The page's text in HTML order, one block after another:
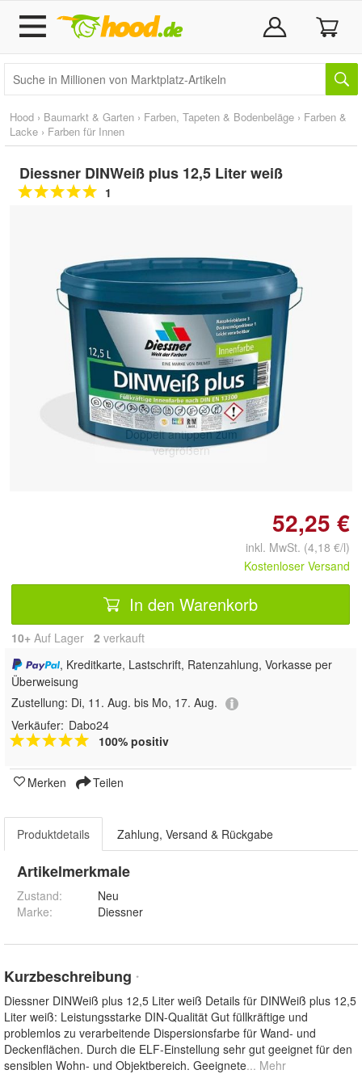
Hood › Baumarkt & Garten › Farben, Tapeten & Bodenbeläge › Farben &
Lacke › Farben für Innen
Diessner DINWeiß plus 12,5 Liter weiß
1
Doppelt antippen zum
vergrößern
52,25 €
inkl. MwSt. (4,18 €/l)
Kostenloser Versand
In den Warenkorb
10+ Auf Lager 2 verkauft
, Kreditkarte, Lastschrift, Ratenzahlung, Vorkasse per
Überweisung
Zustellung: Di, 11. Aug. bis Mo, 17. Aug.
Verkäufer: Dabo24
100% positiv
Merken Teilen
Produktdetails Zahlung, Versand & Rückgabe
Artikelmerkmale
Zustand:
Neu
Marke:
Diessner
Kurzbeschreibung *
Diessner DINWeiß plus 12,5 Liter weiß Details für DINWeiß plus 12,5
Liter weiß: Leistungsstarke DIN-Qualität Gut füllkräftige und
problemlos zu verarbeitende Dispersionsfarbe für Wand- und
Deckenflächen. Durch die ELF-Einstellung sehr gut geeignet für den
sensiblen Wohn- und Objektbereich. Geeignete... Mehr